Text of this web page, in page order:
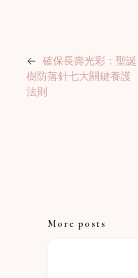
← 確保長壽光彩：聖誕
樹防落針七大關鍵養護
法則
More posts